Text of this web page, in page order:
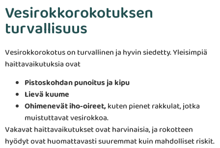
Vesirokkorokotuksen
turvallisuus
Vesirokkorokotus on turvallinen ja hyvin siedetty. Yleisimpiä
haittavaikutuksia ovat
Pistoskohdan punoitus ja kipu
Lievä kuume
Ohimenevät iho-oireet, kuten pienet rakkulat, jotka
muistuttavat vesirokkoa.
Vakavat haittavaikutukset ovat harvinaisia, ja rokotteen
hyödyt ovat huomattavasti suuremmat kuin mahdolliset riskit.